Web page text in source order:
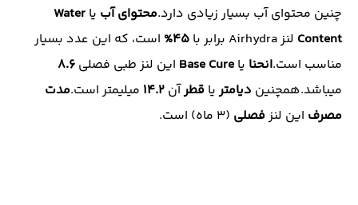
چنین محتوای آب بسیار زیادی دارد.محتوای آب یا Water
Content لنز Airhydra برابر با 45%
است، که این عدد بسیار
مناسب است.انحنا یا Base Cure این لنز طبی فصلی 8.6
میباشد.همچنین دیامتریا قطرآن 14.2 میلیمتر است.مدت
مصرف این لنزفصلی (3 ماه) است.